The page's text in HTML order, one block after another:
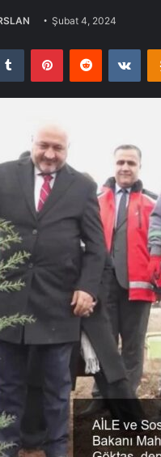
Şubat 4, 2024
Tumblr PinterestReddit